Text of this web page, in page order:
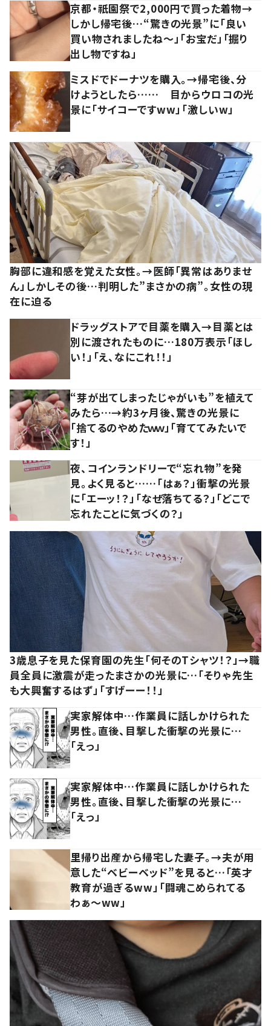
京都・祇園祭で2,000円で買った着物→
しかし帰宅後…“驚きの光景”に「良い
買い物されましたね～」「お宝だ」「掘り
出し物ですね」
ミスドでドーナツを購入。→帰宅後、分
けようとしたら…… 目からウロコの光
景に「サイコーですww」「激しいw」
胸部に違和感を覚えた女性。→医師「異常はありませ
ん」しかしその後…判明した”まさかの病”。女性の現
在に迫る
ドラッグストアで目薬を購入→目薬とは
別に渡されたものに…180万表示「ほし
い！」「え、なにこれ！！」
“芽が出てしまったじゃがいも”を植えて
みたら…→約3ヶ月後、驚きの光景に
「捨てるのやめたｗｗ」「育ててみたいで
す！」
夜、コインランドリーで“忘れ物”を発
見。よく見ると……「はぁ？」衝撃の光景
に「エーッ！？」「なぜ落ちてる？」「どこで
忘れたことに気づくの？」
3歳息子を見た保育園の先生「何そのTシャツ！？」→職
員全員に激震が走ったまさかの光景に…「そりゃ先生
も大興奮するはず」「すげーー！！」
実家解体中…作業員に話しかけられた
男性。直後、目撃した衝撃の光景に…
「えっ」
実家解体中…作業員に話しかけられた
男性。直後、目撃した衝撃の光景に…
「えっ」
里帰り出産から帰宅した妻子。→夫が用
意した“ベビーベッド”を見ると…「英才
教育が過ぎるww」「闘魂こめられてる
わぁ～ww」